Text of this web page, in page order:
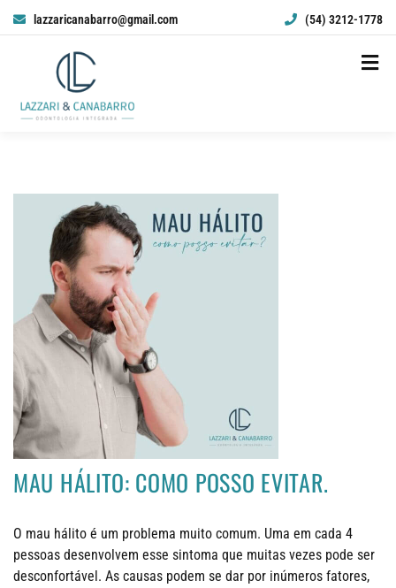
lazzaricanabarro@gmail.com (54) 3212-1778
MAU HÁLITO: COMO POSSO EVITAR.
O mau hálito é um problema muito comum. Uma em cada 4
pessoas desenvolvem esse sintoma que muitas vezes pode ser
desconfortável. As causas podem se dar por inúmeros fatores,